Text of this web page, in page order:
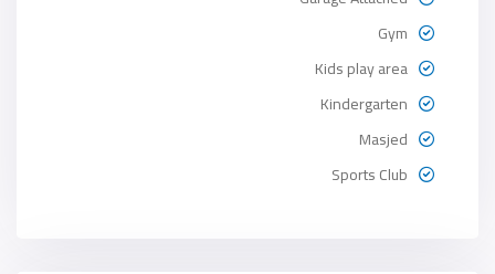
Gym
Kids play area
Kindergarten
Masjed
Sports Club